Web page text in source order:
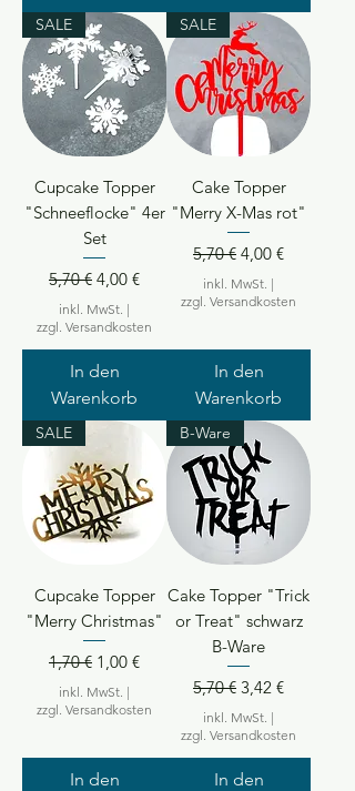
SALE
Cupcake Topper
"Schneeflocke" 4er
Set
Standardpreis
5,70 € Sale-Preis
4,00 €
inkl. MwSt. |
zzgl. Versandkosten
In den
Warenkorb
SALE
Cake Topper
"Merry X-Mas rot"
Standardpreis
5,70 € Sale-Preis
4,00 €
inkl. MwSt. |
zzgl. Versandkosten
In den
Warenkorb
SALE
Cupcake Topper
"Merry Christmas"
Standardpreis
1,70 € Sale-Preis
1,00 €
inkl. MwSt. |
zzgl. Versandkosten
In den
B-Ware
Cake Topper "Trick
or Treat" schwarz
B-Ware
Standardpreis
5,70 € Sale-Preis
3,42 €
inkl. MwSt. |
zzgl. Versandkosten
In den